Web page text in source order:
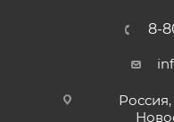
8-
Россия,